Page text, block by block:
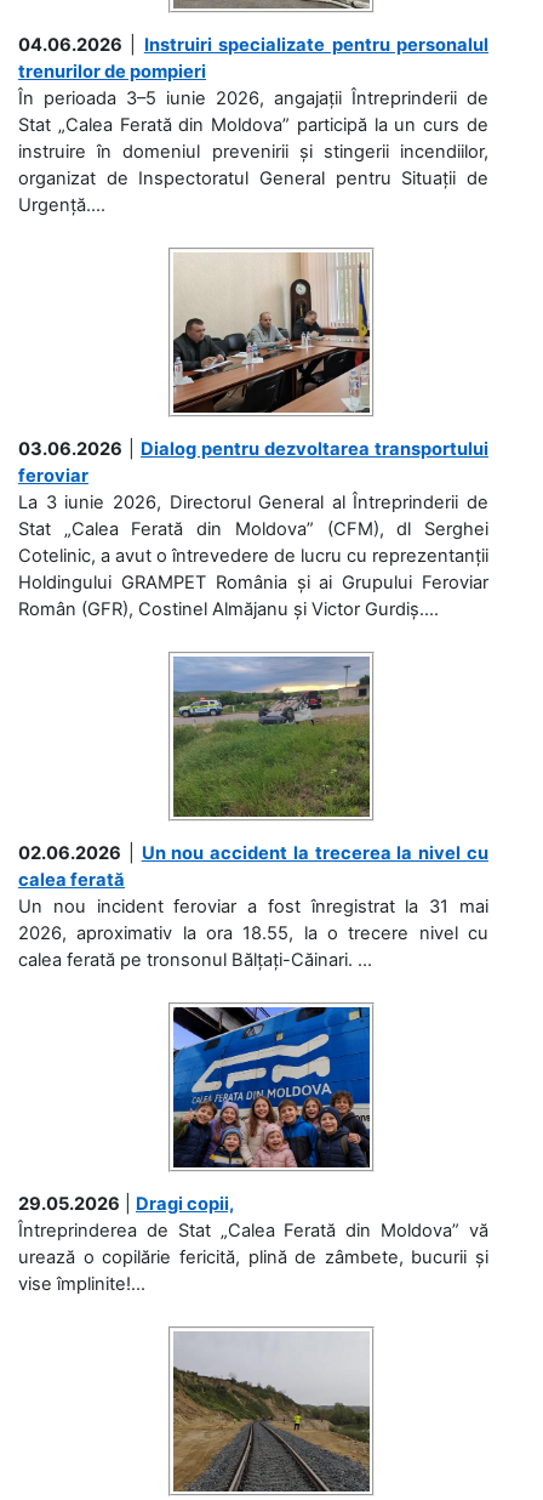
04.06.2026
Instruiri specializate pentru personalul
trenurilor de pompieri
În perioada 3–5 iunie 2026, angajații Întreprinderii de
Stat „Calea Ferată din Moldova” participă la un curs de
instruire în domeniul prevenirii și stingerii incendiilor,
organizat de Inspectoratul General pentru Situații de
Urgență....
03.06.2026
Dialog pentru dezvoltarea transportului
feroviar
La 3 iunie 2026, Directorul General al Întreprinderii de
Stat „Calea Ferată din Moldova” (CFM), dl Serghei
Cotelinic, a avut o întrevedere de lucru cu reprezentanții
Holdingului GRAMPET România și ai Grupului Feroviar
Român (GFR), Costinel Almăjanu și Victor Gurdiș....
02.06.2026
Un nou accident la trecerea la nivel cu
calea ferată
Un nou incident feroviar a fost înregistrat la 31 mai
2026, aproximativ la ora 18.55, la o trecere nivel cu
calea ferată pe tronsonul Bălțați-Căinari. ...
29.05.2026
Dragi copii,
Întreprinderea de Stat „Calea Ferată din Moldova” vă
urează o copilărie fericită, plină de zâmbete, bucurii și
vise împlinite!...